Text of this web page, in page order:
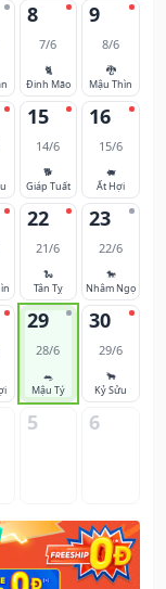
8
7/6
🐈
Đinh Mão
9
8/6
🐉
Mậu Thìn
15
14/6
🐕
Giáp Tuất
16
15/6
🐖
Ất Hợi
22
21/6
🐍
Tân Tỵ
23
22/6
🐎
Nhâm Ngọ
29
28/6
🐀
Mậu Tý
30
29/6
🐂
Kỷ Sửu
5 6